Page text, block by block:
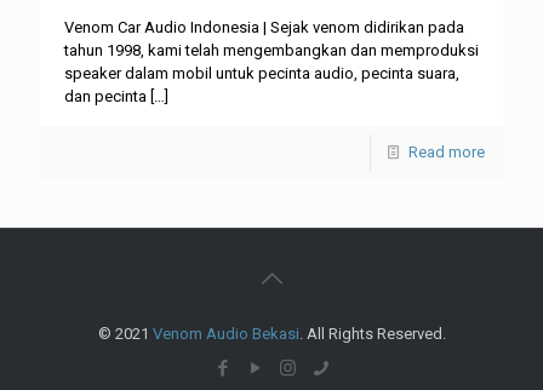
Venom Car Audio Indonesia | Sejak venom didirikan pada
tahun 1998, kami telah mengembangkan dan memproduksi
speaker dalam mobil untuk pecinta audio, pecinta suara,
dan pecinta
Read more
© 2021 Venom Audio Bekasi . All Rights Reserved.